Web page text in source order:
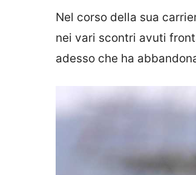
Nel corso della sua
nei vari scontri avuti
adesso che ha